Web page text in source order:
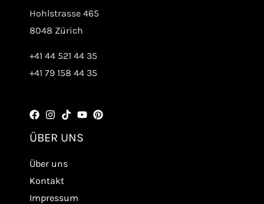
Hohlstrasse 465
8048 Zürich
+41 44 521 44 35
+41 79 158 44 35
ÜBER UNS
Über uns
Kontakt
Impressum